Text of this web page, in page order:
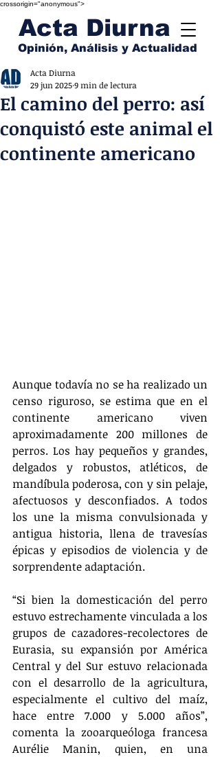
crossorigin="anonymous">
Acta Diurna
Opinión, Análisis y Actualidad
El camino del perro: así
conquistó este animal el
continente americano
Acta Diurna
29 jun 20259 min de lectura
Aunque todavía no se ha realizado un
censo riguroso, se estima que en el
continente americano viven
aproximadamente 200 millones de
perros. Los hay pequeños y grandes,
delgados y robustos, atléticos, de
mandíbula poderosa, con y sin pelaje,
afectuosos y desconfiados. A todos
los une la misma convulsionada y
antigua historia, llena de travesías
épicas y episodios de violencia y de
sorprendente adaptación.
“Si bien la domesticación del perro
estuvo estrechamente vinculada a los
grupos de cazadores-recolectores de
Eurasia, su expansión por América
Central y del Sur estuvo relacionada
con el desarrollo de la agricultura,
especialmente el cultivo del maíz,
hace entre 7.000 y 5.000 años”,
comenta la zooarqueóloga francesa